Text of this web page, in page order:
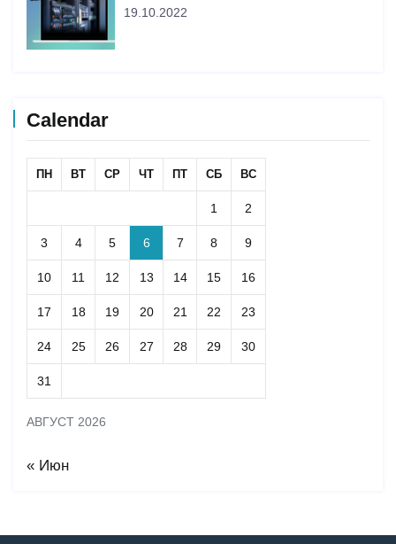
19.10.2022
Calendar
АВГУСТ 2026
ПН ВТ СР ЧТ ПТ СБ ВС
1 2
3 4 5 6 7 8 9
10 11 12 13 14 15 16
17 18 19 20 21 22 23
24 25 26 27 28 29 30
31
« Июн